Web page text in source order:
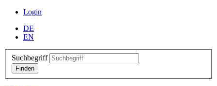
Login
DE
EN
Suchbegriff